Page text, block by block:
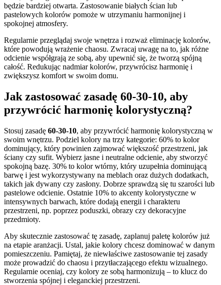
będzie bardziej otwarta. Zastosowanie białych ścian lub
pastelowych kolorów pomoże w utrzymaniu harmonijnej i
spokojnej atmosfery.
Regularnie przeglądaj swoje wnętrza i rozważ eliminację kolorów,
które powodują wrażenie chaosu. Zwracaj uwagę na to, jak różne
odcienie współgrają ze sobą, aby upewnić się, że tworzą spójną
całość. Redukując nadmiar kolorów, przywrócisz harmonię i
zwiększysz komfort w swoim domu.
Jak zastosować zasadę 60-30-10, aby
przywrócić harmonię kolorystyczną?
Stosuj zasadę 60-30-10, aby przywrócić harmonię kolorystyczną w
swoim wnętrzu. Podziel kolory na trzy kategorie: 60% to kolor
dominujący, który powinien zajmować większość przestrzeni, jak
ściany czy sufit. Wybierz jasne i neutralne odcienie, aby stworzyć
spokojną bazę. 30% to kolor wtórny, który uzupełnia dominującą
barwę i jest wykorzystywany na meblach oraz dużych dodatkach,
takich jak dywany czy zasłony. Dobrze sprawdzą się tu szarości lub
pastelowe odcienie. Ostatnie 10% to akcenty kolorystyczne w
intensywnych barwach, które dodają energii i charakteru
przestrzeni, np. poprzez poduszki, obrazy czy dekoracyjne
przedmioty.
Aby skutecznie zastosować tę zasadę, zaplanuj paletę kolorów już
na etapie aranżacji. Ustal, jakie kolory chcesz dominować w danym
pomieszczeniu. Pamiętaj, że niewłaściwe zastosowanie tej zasady
może prowadzić do chaosu i przytłaczającego efektu wizualnego.
Regularnie oceniaj, czy kolory ze sobą harmonizują – to klucz do
stworzenia spójnej i eleganckiej przestrzeni.